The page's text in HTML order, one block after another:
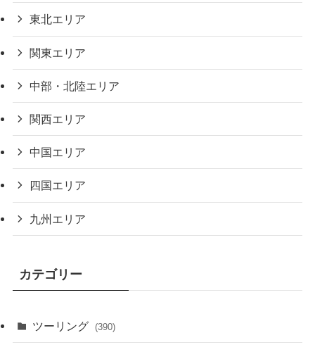
東北エリア
関東エリア
中部・北陸エリア
関西エリア
中国エリア
四国エリア
九州エリア
カテゴリー
ツーリング (390)